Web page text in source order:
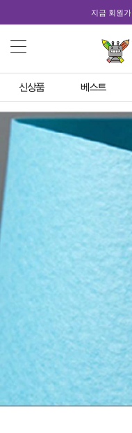
지금 회원
신상품 베스트